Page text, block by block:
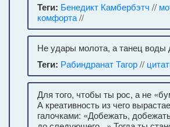
Теги: Бенедикт Камбербэтч //
комфорта//
Не удары молота, а танец воды
Теги: Рабиндранат Тагор//
Для того, чтобы ты рос, а не
А креативность из чего
галочками: «Добежать,